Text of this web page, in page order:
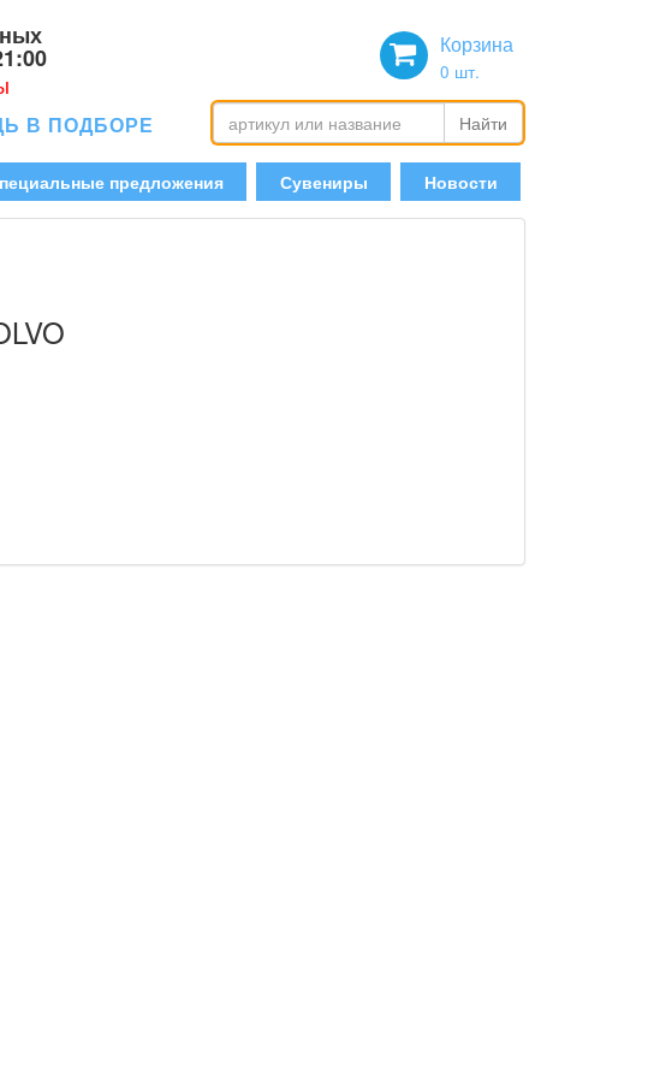
Корзина
0 шт.
В ПОДБОРЕ Найти
предложения Сувениры Новости